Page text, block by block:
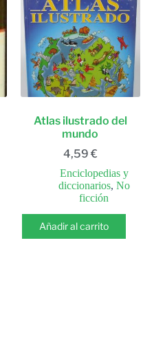
Atlas ilustrado del
mundo
4,59 €
Enciclopedias y
diccionarios, No
ficción
Añadir al carrito